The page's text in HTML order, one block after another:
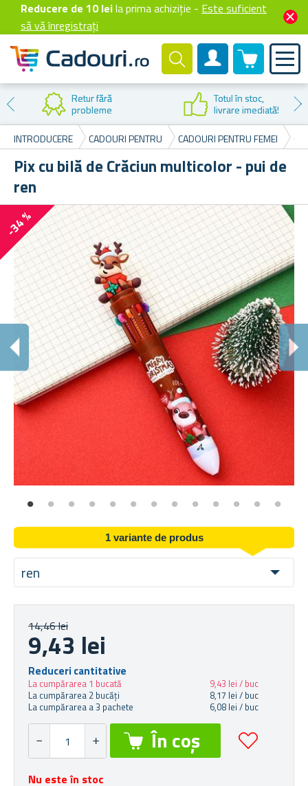
Reducere de 10 leila prima achiziție - Este suficient
să vă înregistrați
Cont client
0 produselor
Retur fără
probleme
Totul în stoc,
livrare imediată!
INTRODUCERE
CADOURI PENTRU CADOURI PENTRU FEMEI
Pix cu bilă de Crăciun multicolor - pui de
ren
-34 %
1 variante de produs
ren
14,46 lei
9,43 lei
Reduceri cantitative
La cumpărarea 1 bucată
9,43 lei / buc
La cumpărarea 2 bucăți
8,17 lei / buc
La cumpărarea a 3 pachete
6,08 lei / buc
Nu este în stoc